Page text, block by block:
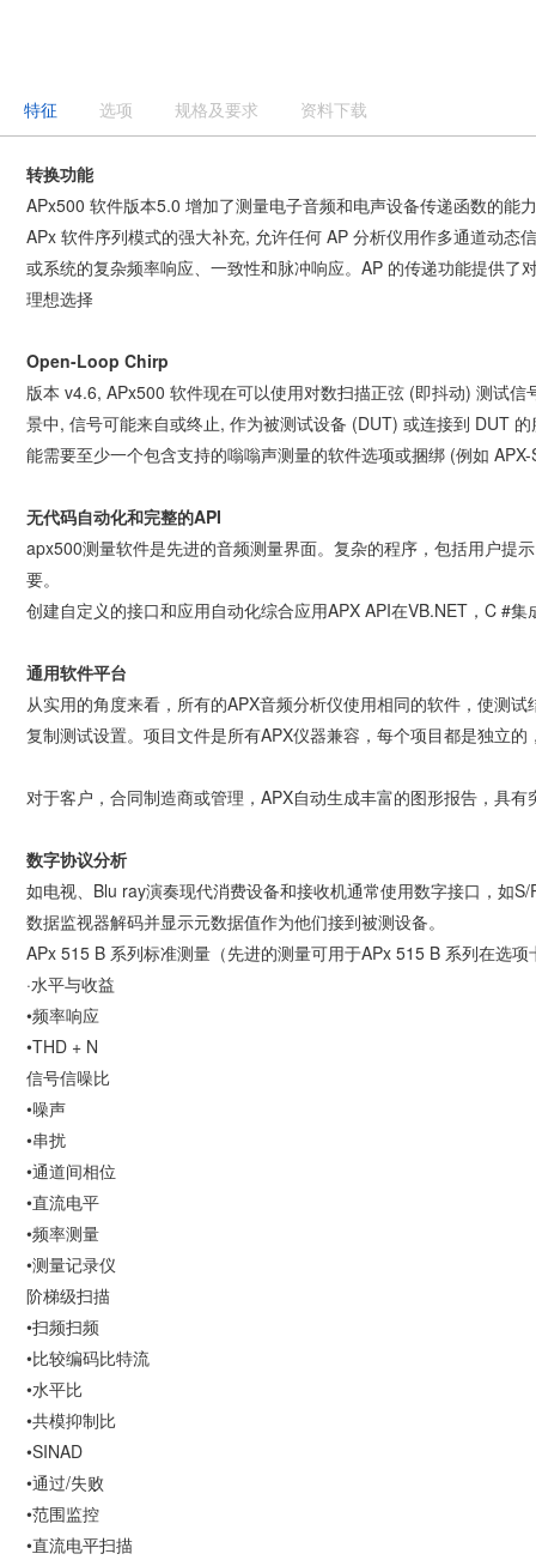
特征 选项 规格及要求 资料下载
转换功能
APx500 软件版本5.0 增加了测量电子音频和电声设备传递函数的
APx 软件序列模式的强大补充, 允许任何 AP 分析仪用作多通道动
或系统的复杂频率响应、一致性和脉冲响应。AP 的传递功能提供
理想选择
Open-Loop Chirp
版本 v4.6, APx500 软件现在可以使用对数扫描正弦 (即抖动) 测试
景中, 信号可能来自或终止, 作为被测试设备 (DUT) 或连接到 DUT
能需要至少一个包含支持的嗡嗡声测量的软件选项或捆绑 (例如
无代码自动化和完整的API
apx500测量软件是先进的音频测量界面。复杂的程序，包括用户提
要。
创建自定义的接口和应用自动化综合应用APX API在VB.NET，C #
通用软件平台
从实用的角度来看，所有的APX音频分析仪使用相同的软件，使测
复制测试设置。项目文件是所有APX仪器兼容，每个项目都是独立
对于客户，合同制造商或管理，APX自动生成丰富的图形报告，具
数字协议分析
如电视、Blu ray演奏现代消费设备和接收机通常使用数字接口，如
数据监视器解码并显示元数据值作为他们接到被测设备。
APx 515 B 系列标准测量（先进的测量可用于APx 515 B 系列在选
·水平与收益
•频率响应
•THD + N
信号信噪比
•噪声
•串扰
•通道间相位
•直流电平
•频率测量
•测量记录仪
阶梯级扫描
•扫频扫频
•比较编码比特流
•水平比
•共模抑制比
•SINAD
•通过/失败
•范围监控
•直流电平扫描